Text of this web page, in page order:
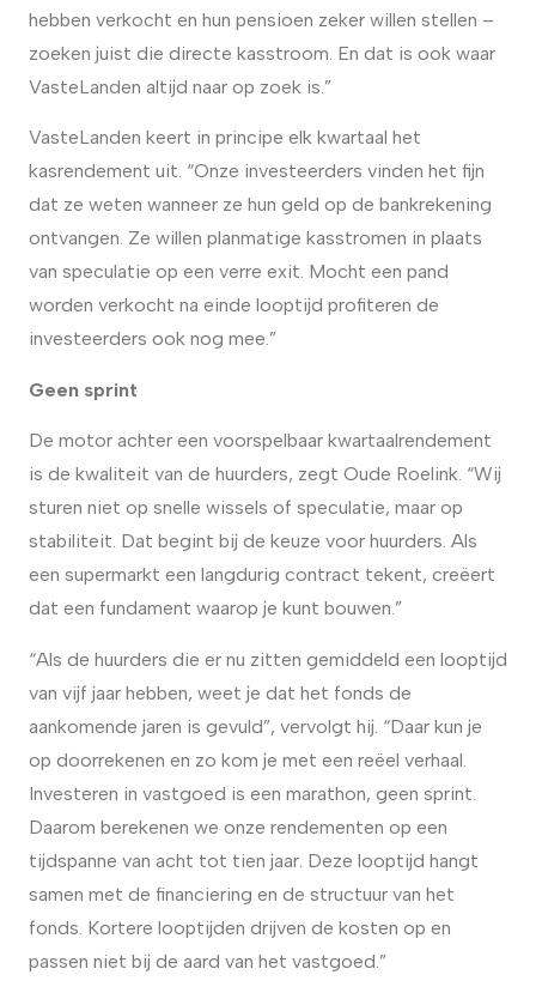
hebben verkocht en hun pensioen zeker willen stellen –
zoeken juist die directe kasstroom. En dat is ook waar
VasteLanden altijd naar op zoek is.”
VasteLanden keert in principe elk kwartaal het
kasrendement uit. “Onze investeerders vinden het fijn
dat ze weten wanneer ze hun geld op de bankrekening
ontvangen. Ze willen planmatige kasstromen in plaats
van speculatie op een verre exit. Mocht een pand
worden verkocht na einde looptijd profiteren de
investeerders ook nog mee.”
Geen sprint
De motor achter een voorspelbaar kwartaalrendement
is de kwaliteit van de huurders, zegt Oude Roelink. “Wij
sturen niet op snelle wissels of speculatie, maar op
stabiliteit. Dat begint bij de keuze voor huurders. Als
een supermarkt een langdurig contract tekent, creëert
dat een fundament waarop je kunt bouwen.”
“Als de huurders die er nu zitten gemiddeld een looptijd
van vijf jaar hebben, weet je dat het fonds de
aankomende jaren is gevuld”, vervolgt hij. “Daar kun je
op doorrekenen en zo kom je met een reëel verhaal.
Investeren in vastgoed is een marathon, geen sprint.
Daarom berekenen we onze rendementen op een
tijdspanne van acht tot tien jaar. Deze looptijd hangt
samen met de financiering en de structuur van het
fonds. Kortere looptijden drijven de kosten op en
passen niet bij de aard van het vastgoed.”